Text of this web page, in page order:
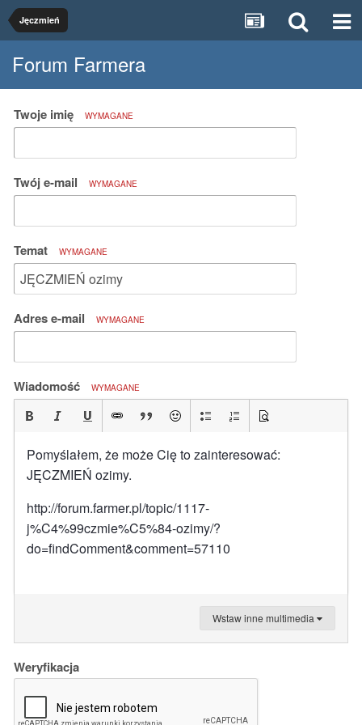
Jęczmień
Forum Farmera
Twoje imię WYMAGANE
Twój e-mail WYMAGANE
Temat WYMAGANE
Adres e-mail WYMAGANE
Wiadomość WYMAGANE
Pomyślałem, że może Cię to zainteresować:
JĘCZMIEŃ ozimy.
http://forum.farmer.pl/topic/1117-
j%C4%99czmie%C5%84-ozimy/?
do=findComment&comment=57110
Wstaw inne multimedia
Weryfikacja